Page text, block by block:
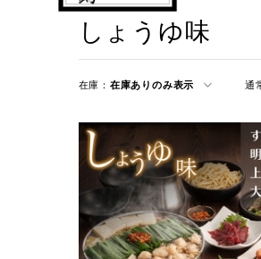
しょうゆ味
在庫： 在庫ありのみ表示 通